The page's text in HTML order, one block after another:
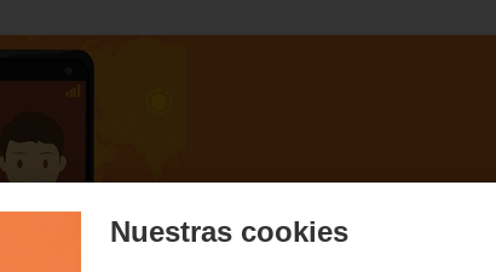
Nuestras cookies